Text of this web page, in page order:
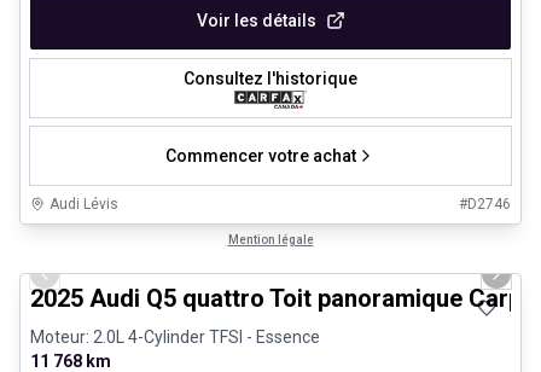
Voir les détails
Consultez l'historique
Commencer votre achat
Audi Lévis #D2746
Mention légale
Véhicules d'occasion certifiés
Previous slide Next
2025 Audi Q5 quattro Toit panoramique
Moteur: 2.0L 4-Cylinder TFSI - Essence
11 768 km